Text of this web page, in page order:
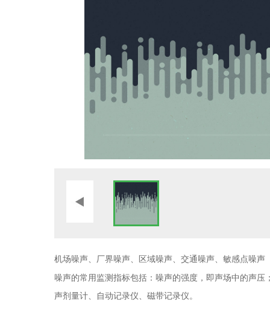
机场噪声、厂界噪声、区域噪声、交通噪声、敏感点噪声
噪声的常用监测指标包括：噪声的强度，即声场中的声
声剂量计、自动记录仪、磁带记录仪。